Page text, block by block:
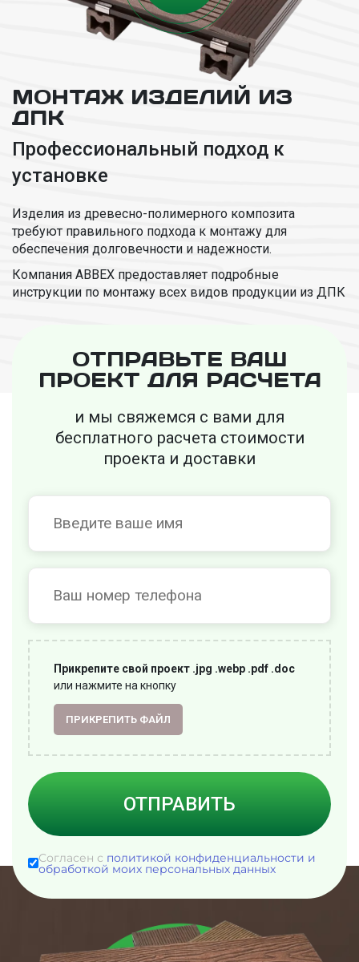
МОНТАЖ ИЗДЕЛИЙ ИЗ
ДПК
Профессиональный подход к
установке
Изделия из древесно-полимерного композита
требуют правильного подхода к монтажу для
обеспечения долговечности и надежности.
Компания ABBEX предоставляет подробные
инструкции по монтажу всех видов продукции из ДПК
ОТПРАВЬТЕ ВАШ
ПРОЕКТ ДЛЯ РАСЧЕТА
и мы свяжемся с вами для
бесплатного расчета стоимости
проекта и доставки
Прикрепите свой проект .jpg .webp .pdf .doc
или нажмите на кнопку
ПРИКРЕПИТЬ ФАЙЛ
ОТПРАВИТЬ
Согласен с политикой конфиденциальности и
обработкой моих персональных данных